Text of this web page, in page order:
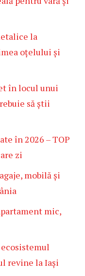
la
oțelului și
în locul unui
să știi
în 2026 – TOP
zi
mobilă și
mic,
revine la Iași